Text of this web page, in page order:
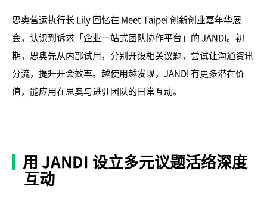
思奥营运执行长 Lily 回忆在 Meet Taipei 创新创业嘉年华展
会，认识到诉求「企业一站式团队协作平台」的 JANDI。初
期，思奥先从内部试用，分别开设相关议题，尝试让沟通资讯
分流，提升开会效率。越使用越发现，JANDI 有更多潜在价
值，能应用在思奥与进驻团队的日常互动。
用 JANDI 设立多元议题活络深度
互动